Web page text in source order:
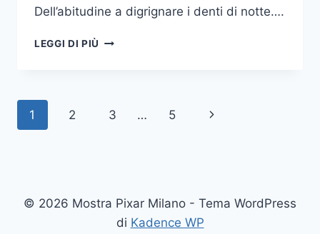
Dell’abitudine a digrignare i denti di notte….
LEGGI DI PIÙ COME
TUTTE
NOTTE
Navigazione
1 2 3 … 5
Pagina
© 2026 Mostra Pixar Milano - Tema WordPress
di Kadence WP